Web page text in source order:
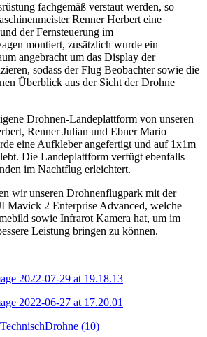
fachgemäß verstaut werden, so
Renner Herbert eine
der Fernsteuerung im
montiert, zusätzlich wurde ein
angebracht um das Display der
sodass der Flug Beobachter sowie die
Überblick aus der Sicht der Drohne
Drohnen-Landeplattform von unseren
Renner Julian und Ebner Mario
eine Aufkleber angefertigt und auf 1x1m
Die Landeplattform verfügt ebenfalls
im Nachtflug erleichtert.
wir unseren Drohnenflugpark mit der
Mavick 2 Enterprise Advanced, welche
sowie Infrarot Kamera hat, um im
Leistung bringen zu können.